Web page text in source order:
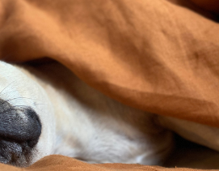
в США с целью напомнить о
о себе. 10 августа
Например, полежать
кровати или гамаке.
музыку или просто
поразмышлять. Можно
на массаж,
йогой.
ЖИВОТНЫЕ
отмечается с 1983 года.
заведениях европейских
устраиваются
и флешмобы. Кроме того,
можно, отправив
человеку через